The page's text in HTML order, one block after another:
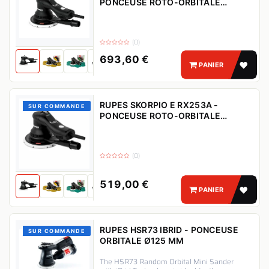
(0)
693,60 € PANIER
SUR COMMANDE
RUPES SKORPIO E RX253A -
PONCEUSE ROTO-ORBITALE
(0)
519,00 € PANIER
SUR COMMANDE
RUPES HSR73 IBRID - PONCEUSE
ORBITALE Ø125 MM
The HSR73 Random Orbital Mini Sander